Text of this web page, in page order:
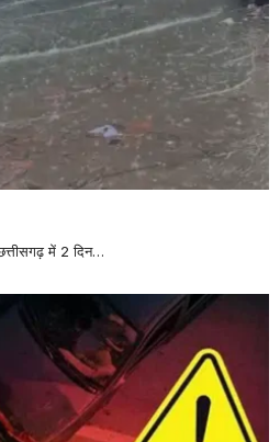
में 2 दिन…